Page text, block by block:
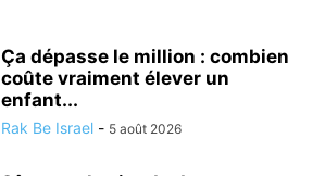
Ça dépasse le million : combien
coûte vraiment élever un
enfant...
Rak Be Israel - 5 août 2026